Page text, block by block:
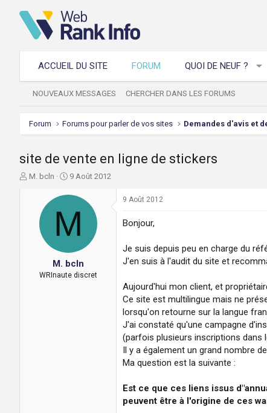
ACCUEIL DU SITE FORUM QUOI DE NEUF ?
NOUVEAUX MESSAGES CHERCHER DANS LES FORUMS
Forum Forums pour parler de vos sites Demandes d'avis et
site de vente en ligne de stickers
A
M. bcln
D
t
d
e
é
b
u
9 Août 2012
M
M. bcln
WRInaute discret
9 Août 2012
Bonjour,
Je suis depuis peu en charge du
J'en suis à l'audit du site et
Aujourd'hui mon client, et
Ce site est multilingue mais ne
lorsqu'on retourne sur la langue
J'ai constaté qu'une campagne
(parfois plusieurs inscriptions dans
Il y a également un grand nombre
Ma question est la suivante :
Est ce que ces liens issus
peuvent être à l'origine de ces